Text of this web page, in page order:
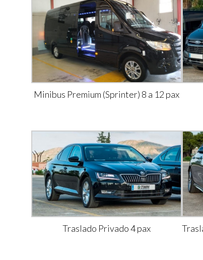
Minibus Premium (Sprinter) 8 a 12 pax
Traslado Privado 4 pax